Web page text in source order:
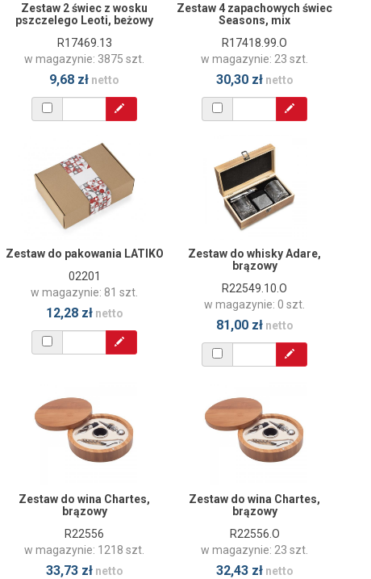
Zestaw 2 świec z wosku
pszczelego Leoti, beżowy
R17469.13
w magazynie: 3875 szt.
9,68 zł netto
Zestaw 4 zapachowych świec
Seasons, mix
R17418.99.O
w magazynie: 23 szt.
30,30 złnetto
Zestaw do pakowania LATIKO
02201
w magazynie: 81 szt.
12,28 złnetto
Zestaw do whisky Adare,
brązowy
R22549.10.O
w magazynie: 0 szt.
81,00 złnetto
Zestaw do wina Chartes,
brązowy
R22556
w magazynie: 1218 szt.
33,73 złnetto
Zestaw do wina Chartes,
brązowy
R22556.O
w magazynie: 23 szt.
32,43 złnetto